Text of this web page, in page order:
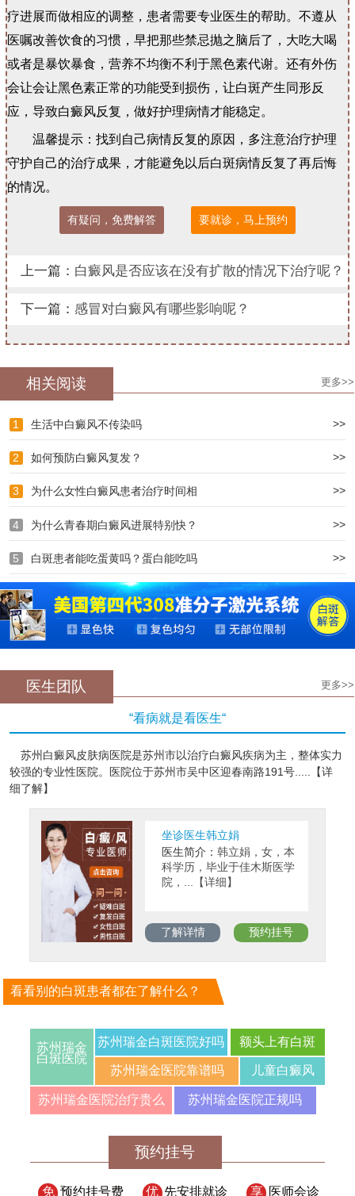
疗进展而做相应的调整，患者需要专业医生的帮助。不遵从
医嘱改善饮食的习惯，早把那些禁忌抛之脑后了，大吃大喝
或者是暴饮暴食，营养不均衡不利于黑色素代谢。还有外伤
会让会让黑色素正常的功能受到损伤，让白斑产生同形反
应，导致白癜风反复，做好护理病情才能稳定。
温馨提示：找到自己病情反复的原因，多注意治疗护理
守护自己的治疗成果，才能避免以后白斑病情反复了再后悔
的情况。
有疑问，免费解答 要就诊，马上预约
上一篇： 白癜风是否应该在没有扩散的情况下治疗呢？
下一篇： 感冒对白癜风有哪些影响呢？
相关阅读 更多>>
1 生活中白癜风不传染吗 >>
2 如何预防白癜风复发？ >>
3 为什么女性白癜风患者治疗时间相 >>
4 为什么青春期白癜风进展特别快？ >>
5 白斑患者能吃蛋黄吗？蛋白能吃吗 >>
医生团队 更多>>
“看病就是看医生“
苏州白癜风皮肤病医院是苏州市以治疗白癜风疾病为主，整体实力
较强的专业性医院。医院位于苏州市吴中区迎春南路191号.....【详
细了解】
坐诊医生韩立娟
医生简介： 韩立娟，女，本
科学历，毕业于佳木斯医学
院，...【详细】
了解详情 预约挂号
看看别的白斑患者都在了解什么？
苏州瑞金
白斑医院
苏州瑞金白斑医院好吗 额头上有白斑
苏州瑞金医院靠谱吗 儿童白癜风
苏州瑞金医院治疗贵么 苏州瑞金医院正规吗
预约挂号
免 预约挂号费 优 先安排就诊 享 医师会诊